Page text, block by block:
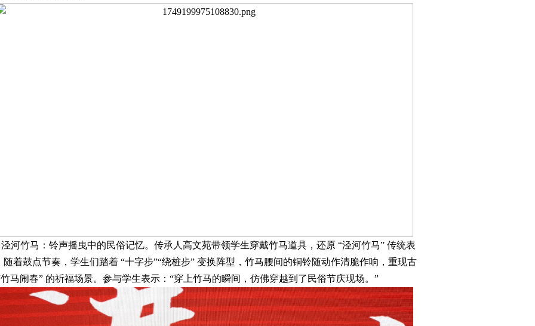
泾河竹马：铃声摇曳中的民俗记忆。传承人高文苑带领学生穿戴竹马道具，还原 “泾河竹马” 传统表
随着鼓点节奏，学生们踏着 “十字步”“绕桩步” 变换阵型，竹马腰间的铜铃随动作清脆作响，重现古
马闹春” 的祈福场景。参与学生表示：“穿上竹马的瞬间，仿佛穿越到了民俗节庆现场。”